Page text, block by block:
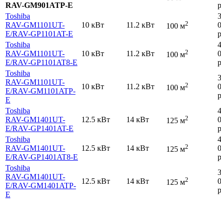
RAV-GM901ATP-E
Toshiba
RAV-GM1101UT-
E/RAV-GP1101AT-E
10 кВт 11.2 кВт 100 м2
Toshiba
RAV-GM1101UT-
E/RAV-GP1101AT8-E
10 кВт 11.2 кВт 100 м2
Toshiba
RAV-GM1101UT-
E/RAV-GM1101ATP-
E
10 кВт 11.2 кВт 100 м2
Toshiba
RAV-GM1401UT-
E/RAV-GP1401AT-E
12.5 кВт 14 кВт 125 м2
Toshiba
RAV-GM1401UT-
E/RAV-GP1401AT8-E
12.5 кВт 14 кВт 125 м2
Toshiba
RAV-GM1401UT-
E/RAV-GM1401ATP-
E
12.5 кВт 14 кВт 125 м2